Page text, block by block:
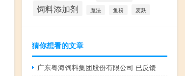
饲料添加剂 魔法 鱼粉 麦麸
猜你想看的文章
广东粤海饲料集团股份有限公司 已反馈